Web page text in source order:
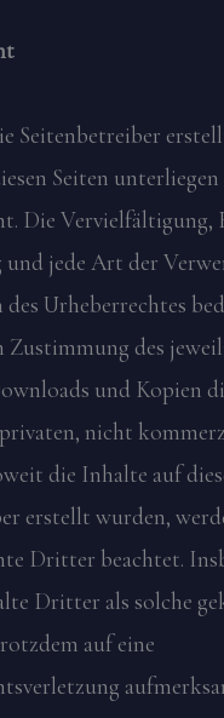
Seitenbetreiber
Seiten
Die Vervielfältigung,
jede Art der
des Urheberrechtes
des
und Kopien
nicht
die Inhalte auf
erstellt wurden,
Dritter beachtet.
Dritter als solche
auf eine